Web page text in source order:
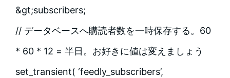
&gt;subscribers;
// データベースへ購読者数を一時保存する。60
* 60 * 12 = 半日。お好きに値は変えましょう
set_transient( ‘feedly_subscribers’,